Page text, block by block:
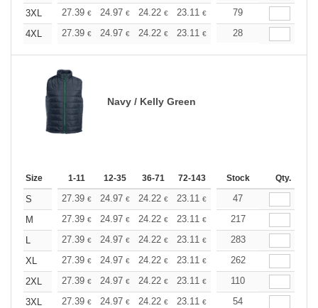
3XL
27.39 € 24.97 € 24.22 € 23.11 € 21.80€
79
4XL
27.39 € 24.97 € 24.22 € 23.11 € 21.80€
28
Navy / Kelly Green
Size 1-11 12-35 36-71 72-143 144-287 288 +
Stock Qty.
S 27.39 € 24.97 € 24.22 € 23.11 € 21.80€
47
M
27.39 € 24.97 € 24.22 € 23.11 € 21.80€
217
L
27.39 € 24.97 € 24.22 € 23.11 € 21.80€
283
XL
27.39 € 24.97 € 24.22 € 23.11 € 21.80€
262
2XL
27.39 € 24.97 € 24.22 € 23.11 € 21.80€
110
3XL
27.39 € 24.97 € 24.22 € 23.11 € 21.80€
54